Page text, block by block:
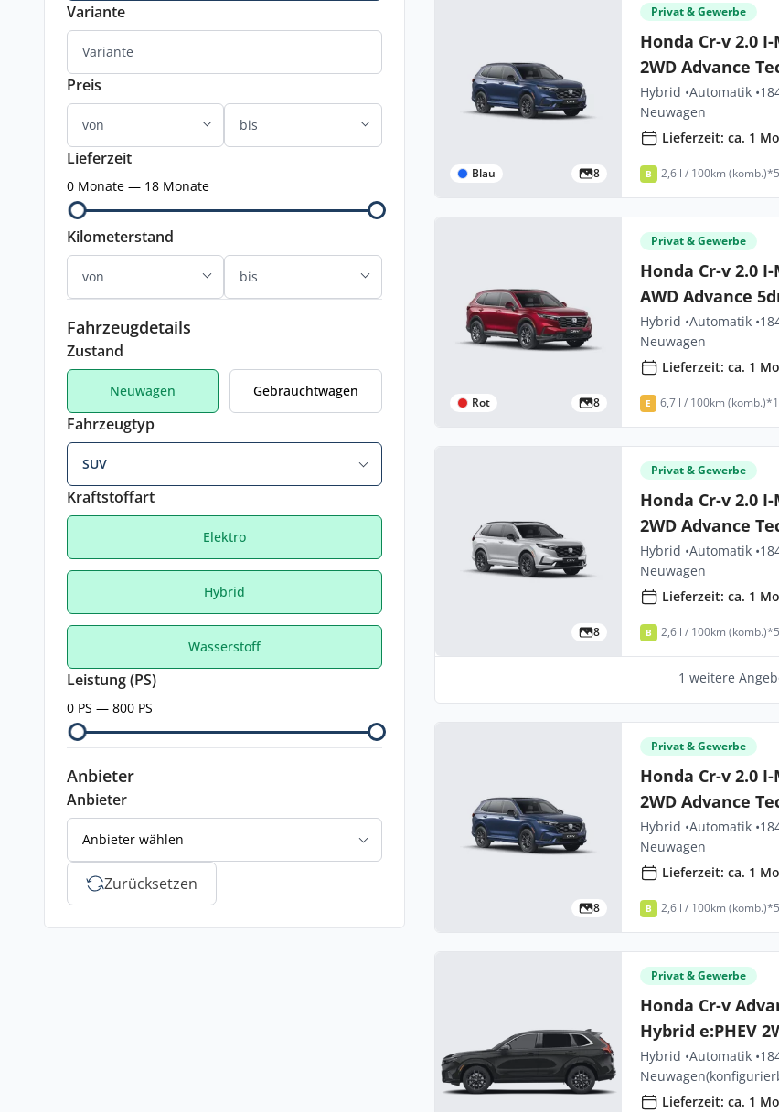
Variante
Preis
Lieferzeit
0 Monate — 18 Monate
Kilometerstand
Fahrzeugdetails
Zustand
Neuwagen Gebrauchtwagen
Fahrzeugtyp
SUV
Kraftstoffart
Elektro
Hybrid
Wasserstoff
Leistung (PS)
0 PS — 800 PS
Anbieter
Anbieter
Anbieter wählen
Zurücksetzen
Blau 8
Privat & Gewerbe
Honda Cr-v 2.0
2WD Advance
Hybrid •Automatik •
Neuwagen
Lieferzeit: ca. 1
B 2,6 l / 100km (komb.)*
Rot 8
Privat & Gewerbe
Honda Cr-v 2.0
AWD Advance
Hybrid •Automatik •
Neuwagen
Lieferzeit: ca. 1
E 6,7 l / 100km (komb.)*
8
Privat & Gewerbe
Honda Cr-v 2.0
2WD Advance
Hybrid •Automatik •
Neuwagen
Lieferzeit: ca. 1
B 2,6 l / 100km (komb.)*
1 weitere
8
Privat & Gewerbe
Honda Cr-v 2.0
2WD Advance
Hybrid •Automatik •
Neuwagen
Lieferzeit: ca. 1
B 2,6 l / 100km (komb.)*
Privat & Gewerbe
Honda Cr-v
Hybrid e:PHEV
Hybrid •Automatik •
Neuwagen
Lieferzeit: ca. 1